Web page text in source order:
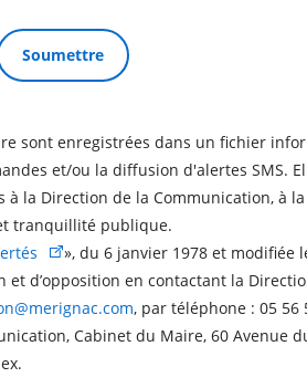
sont enregistrées dans un fichier
et/ou la diffusion d'alertes SMS.
la Direction de la Communication, à
tranquillité publique.
», du 6 janvier 1978 et modifiée
et d’opposition en contactant la
, par téléphone : 05 56
Cabinet du Maire, 60 Avenue